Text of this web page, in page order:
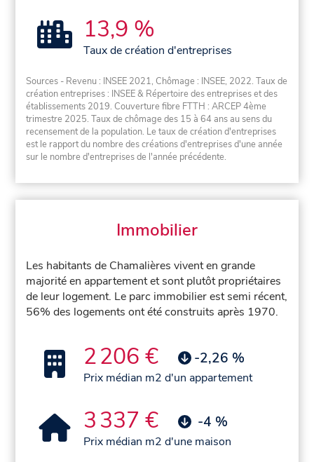
13,9 %
Taux de création d'entreprises
Sources - Revenu : INSEE 2021, Chômage : INSEE, 2022. Taux de
création entreprises : INSEE & Répertoire des entreprises et des
établissements 2019. Couverture fibre FTTH : ARCEP 4ème
trimestre 2025. Taux de chômage des 15 à 64 ans au sens du
recensement de la population. Le taux de création d'entreprises
est le rapport du nombre des créations d'entreprises d'une année
sur le nombre d'entreprises de l'année précédente.
Immobilier
Les habitants de Chamalières vivent en grande
majorité en appartement et sont plutôt propriétaires
de leur logement. Le parc immobilier est semi récent,
56% des logements ont été construits après 1970.
2 206 € -2,26 %
Prix médian m2 d'un appartement
3 337 € -4 %
Prix médian m2 d'une maison